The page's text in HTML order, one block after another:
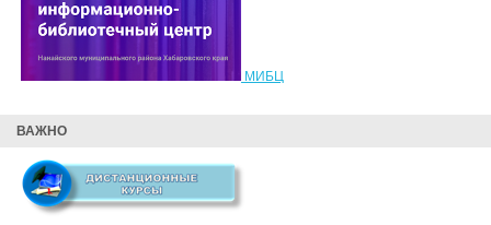
МИБЦ
ВАЖНО